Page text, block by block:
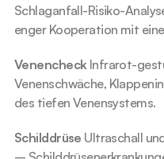
Schlaganfall-Risiko-
enger Kooperation mit
Venencheck Infrarot-
Venenschwäche,
des tiefen Venensystems.
Schilddrüse Ultraschall